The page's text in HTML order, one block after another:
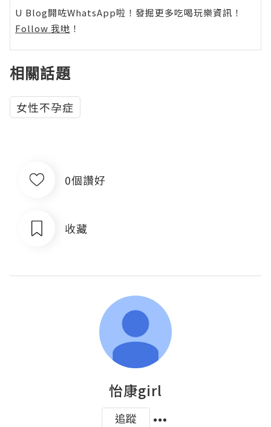
U Blog開咗WhatsApp啦！發掘更多吃喝玩樂資訊！
Follow 我哋 ！
相關話題
女性不孕症
0個讚好
收藏
怡康girl
追蹤